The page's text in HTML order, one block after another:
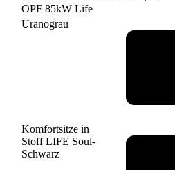
OPF 85kW Life
Uranograu
Komfortsitze in
Stoff LIFE Soul-
Schwarz